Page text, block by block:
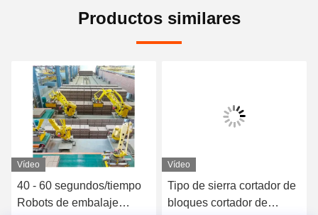
Productos similares
Vídeo
40 - 60 segundos/tiempo
Robots de embalaje
Vídeo
Tipo de sierra cortador de
bloques cortador de